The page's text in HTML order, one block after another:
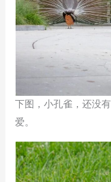
下图，小孔雀，还没
爱。